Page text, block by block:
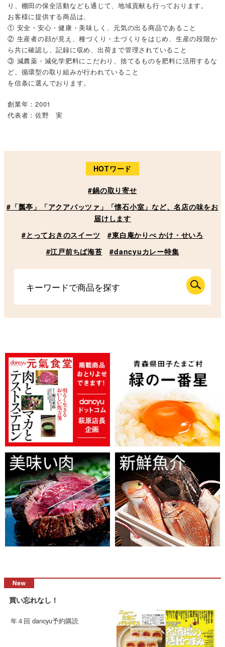
り、棚田の保全活動なども通じて、地域貢献も行っております。
お客様に提供する商品は、
① 安全・安心・健康・美味しく、元気の出る商品であること
② 生産者の顔が見え、種づくり・土づくりをはじめ、生産の段階か
ら共に確認し、記録に収め、出荷まで管理されていること
③ 減農薬・減化学肥料にこだわり、捨てるものを肥料に活用するな
ど、循環型の取り組みが行われていること
を信条に選んでおります。
創業年：2001
代表者：佐野 実
HOTワード
#鍋の取り寄せ
#「瓢亭」「アクアパッツァ」「懐石小室」など、名店の味をお
届けします
#とっておきのスイーツ
#東白庵かりべ かけ・せいろ
#江戸前ちば海苔
#dancyuカレー特集
買い忘れなし！
年４回 dancyu予約購読